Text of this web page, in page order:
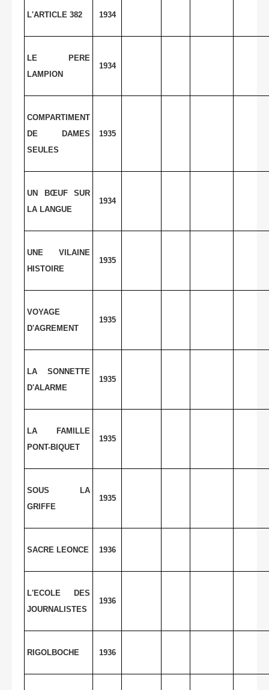
L'ARTICLE 382 1934
LE PERE
LAMPION
1934
COMPARTIMENT
DE DAMES
SEULES
1935
UN BŒUF SUR
LA LANGUE
1934
UNE VILAINE
HISTOIRE
1935
VOYAGE
D'AGREMENT
1935
LA SONNETTE
D'ALARME
1935
LA FAMILLE
PONT-BIQUET
1935
SOUS LA
GRIFFE
1935
SACRE LEONCE 1936
L'ECOLE DES
JOURNALISTES
1936
RIGOLBOCHE 1936